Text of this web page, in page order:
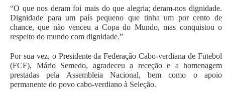
“O que nos deram foi mais do que alegria; deram-nos dignidade.
Dignidade para um país pequeno que tinha um por cento de
chance, que não venceu a Copa do Mundo, mas conquistou o
respeito do mundo com dignidade.”
Por sua vez, o Presidente da Federação Cabo-verdiana de Futebol
(FCF), Mário Semedo, agradeceu a receção e a homenagem
prestadas pela Assembleia Nacional, bem como o apoio
permanente do povo cabo-verdiano à Seleção.